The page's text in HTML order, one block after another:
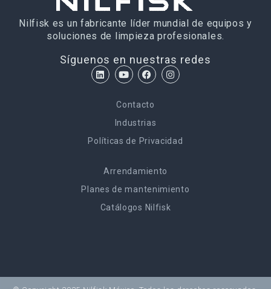
Nilfisk es un fabricante líder mundial de equipos y
soluciones de limpieza profesionales.
Síguenos en nuestras redes
Contacto
Industrias
Políticas de Privacidad
Arrendamiento
Planes de mantenimiento
Catálogos Nilfisk